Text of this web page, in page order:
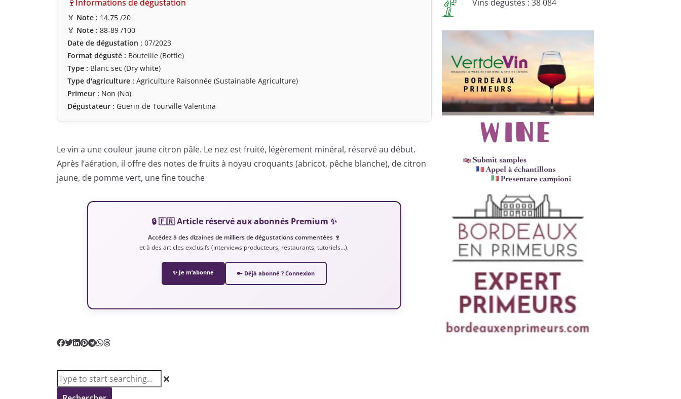
🍷Informations de dégustation
🏅 Note : 14.75 /20
🏅 Note : 88-89 /100
Date de dégustation : 07/2023
Format dégusté : Bouteille (Bottle)
Type : Blanc sec (Dry white)
Type d'agriculture : Agriculture Raisonnée (Sustainable Agriculture)
Primeur : Non (No)
Dégustateur : Guerin de Tourville Valentina
Le vin a une couleur jaune citron pâle. Le nez est fruité, légèrement minéral, réservé au début.
Après l’aération, il offre des notes de fruits à noyau croquants (abricot, pêche blanche), de citron
jaune, de pomme vert, une fine touche
🔒 🇫🇷 Article réservé aux abonnés Premium ✨
Accédez à des dizaines de milliers de dégustations commentées 🍷
et à des articles exclusifs (interviews producteurs, restaurants, tutoriels…).
✨ Je m’abonne 🔑 Déjà abonné ? Connexion
Vins dégustés : 38 084